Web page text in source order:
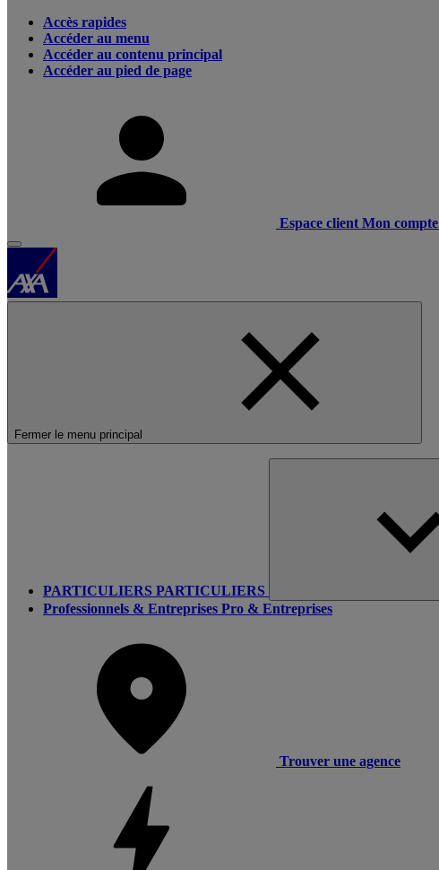
Accès rapides
Accéder au menu
Accéder au contenu principal
Accéder au pied de page
Espace client Mon compte
Fermer le menu principal
PARTICULIERS PARTICULIERS
Professionnels & Entreprises Pro & Entreprises
Trouver une agence